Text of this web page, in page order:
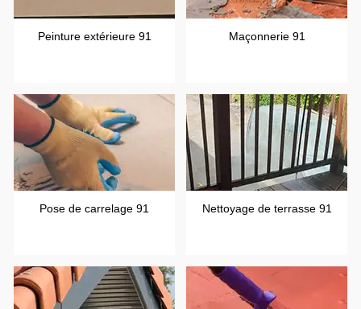
Peinture extérieure 91 Maçonnerie 91
Pose de carrelage 91 Nettoyage de terrasse 91